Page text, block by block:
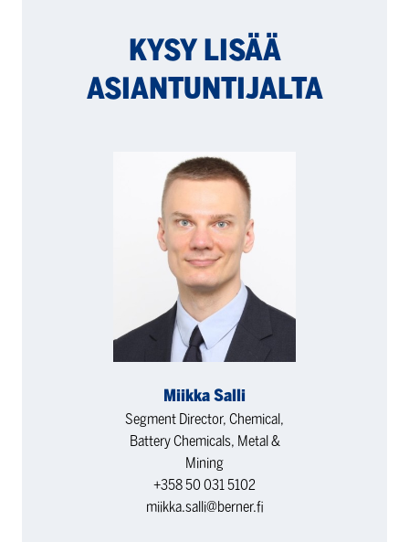
KYSY LISÄÄ
ASIANTUNTI­JALTA
Miikka Salli
Segment Director, Chemical,
Battery Chemicals, Metal &
Mining
+358 50 031 5102
miikka.salli@berner.fi